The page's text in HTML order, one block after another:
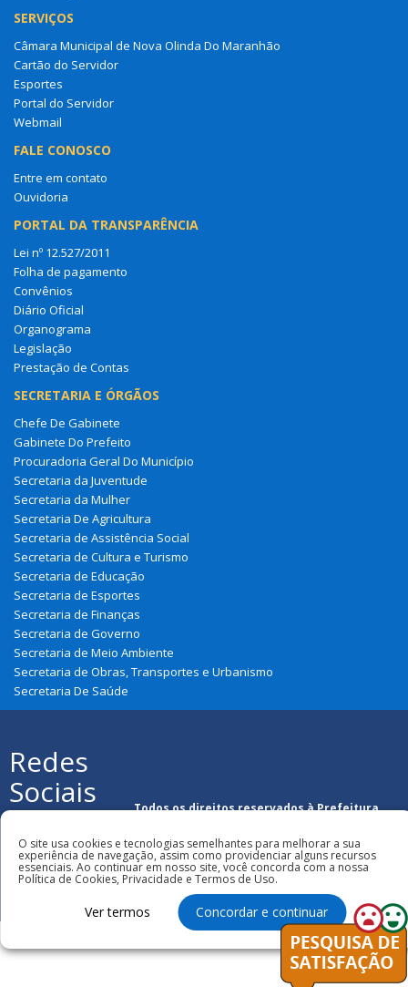
SERVIÇOS
Câmara Municipal de Nova Olinda Do Maranhão
Cartão do Servidor
Esportes
Portal do Servidor
Webmail
FALE CONOSCO
Entre em contato
Ouvidoria
PORTAL DA TRANSPARÊNCIA
Lei nº 12.527/2011
Folha de pagamento
Convênios
Diário Oficial
Organograma
Legislação
Prestação de Contas
SECRETARIA E ÓRGÃOS
Chefe De Gabinete
Gabinete Do Prefeito
Procuradoria Geral Do Município
Secretaria da Juventude
Secretaria da Mulher
Secretaria De Agricultura
Secretaria de Assistência Social
Secretaria de Cultura e Turismo
Secretaria de Educação
Secretaria de Esportes
Secretaria de Finanças
Secretaria de Governo
Secretaria de Meio Ambiente
Secretaria de Obras, Transportes e Urbanismo
Secretaria De Saúde
Redes
Sociais
Todos os direitos reservados à Prefeitura
O site usa cookies e tecnologias semelhantes para melhorar a sua
experiência de navegação, assim como providenciar alguns recursos
essenciais. Ao continuar em nosso site, você concorda com a nossa
Política de Cookies, Privacidade e Termos de Uso.
Ver termos Concordar e continuar